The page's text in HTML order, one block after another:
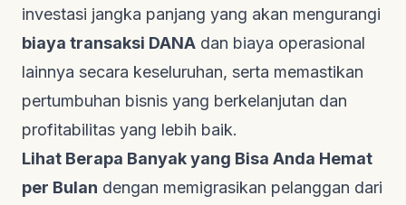
investasi jangka panjang yang akan mengurangi
biaya transaksi DANA dan biaya operasional
lainnya secara keseluruhan, serta memastikan
pertumbuhan bisnis yang berkelanjutan dan
profitabilitas yang lebih baik.
Lihat Berapa Banyak yang Bisa Anda Hemat
per Bulan dengan memigrasikan pelanggan dari